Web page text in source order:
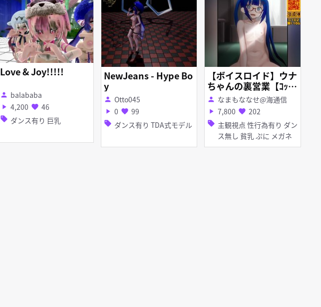
Love & Joy!!!!!
person balababa
play_arrow 4,200 favorite 46
sell ダンス有り 巨乳
NewJeans - Hype Bo
y
person Otto045
play_arrow 0 favorite 99
sell ダンス有り TDA式モデル
【ボイスロイド】ウナ
ちゃんの裏営業【ｺｯｼｮ
ﾘ】
person なまもななせ@海通信
play_arrow 7,800 favorite 202
sell 主観視点 性行為有り ダン
ス無し 貧乳 ぷに メガネ